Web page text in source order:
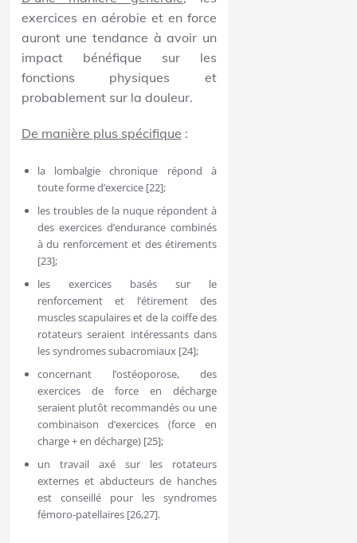
exercices en aérobie et en force
auront une tendance à avoir un
impact bénéfique sur les
fonctions physiques et
probablement sur la douleur.
De manière plus spécifique :
la lombalgie chronique répond à
toute forme d’exercice [22];
les troubles de la nuque répondent à
des exercices d’endurance combinés
à du renforcement et des étirements
[23];
les exercices basés sur le
renforcement et l’étirement des
muscles scapulaires et de la coiffe des
rotateurs seraient intéressants dans
les syndromes subacromiaux [24];
concernant l’ostéoporose, des
exercices de force en décharge
seraient plutôt recommandés ou une
combinaison d’exercices (force en
charge + en décharge) [25];
un travail axé sur les rotateurs
externes et abducteurs de hanches
est conseillé pour les syndromes
fémoro-patellaires [26,27].